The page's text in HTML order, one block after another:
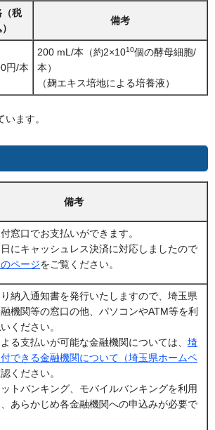
税
備考
円/本
200 mL/本（約2×1010個の酵母細胞/
本）
（麹エキス培地による培養液）
ます。
備考
窓口でお支払いができます。
にキャッシュレス決済に対応しましたので
ページをご覧ください。
納入通知書を発行いたしますので、埼玉県
機関等の窓口の他、パソコンやATM等を利
ください。
る支払いが可能な金融機関については、 埼
できる金融機関について（埼玉県ホームペ
ください。
トバンキング、モバイルバンキングを利用
あらかじめ各金融機関への申込みが必要で